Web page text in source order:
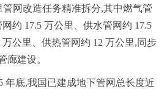
管网改造任务精准拆分,其中燃气管
约 17.5 万公里、供水管网约 17.5
公里、供热管网约 12 万公里,同步
廊建设。
年底,我国已建成地下管网总长度近